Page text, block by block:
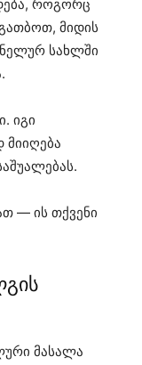
როგორც
მიდის
სახლში
იგი
მიიღება
— ის თქვენი
მასალა